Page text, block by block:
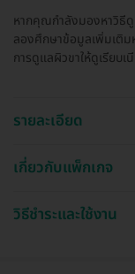
หากคุณกำลังมองหาวิธีดู
ลองศึกษาข้อมูลเพิ่มเติม
การดูแลผิวขาให้ดูเรียบเ
รายละเอียด
เกี่ยวกับแพ็กเกจ
วิธีชำระและใช้งาน